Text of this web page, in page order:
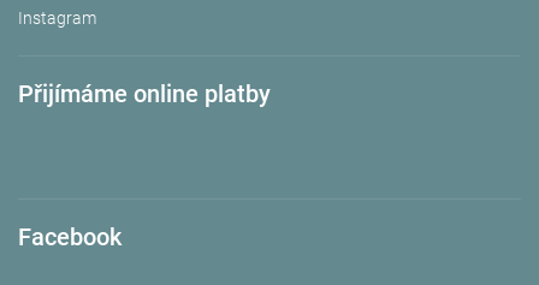
Instagram
Přijímáme online platby
Facebook